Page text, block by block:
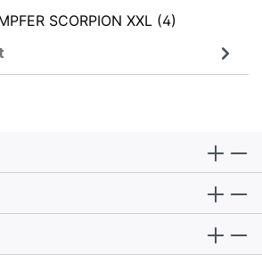
SCORPION XXL (4)